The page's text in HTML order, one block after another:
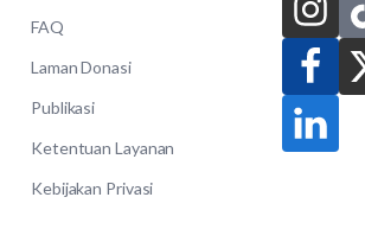
FAQ
Laman Donasi
Publikasi
Ketentuan Layanan
Kebijakan Privasi